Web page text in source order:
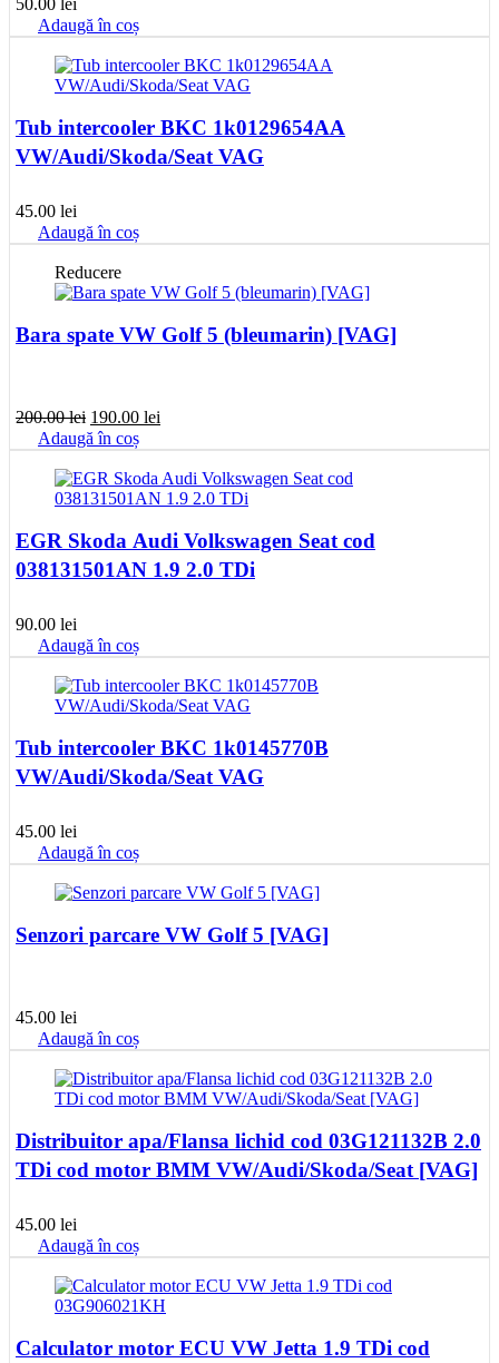
50.00 lei
Adaugă în coș
Tub intercooler BKC 1k0129654AA
VW/Audi/Skoda/Seat VAG
45.00 lei
Adaugă în coș
Reducere
Bara spate VW Golf 5 (bleumarin) [VAG]
200.00lei Prețul
inițial
a
fost:
200.00 lei.
190.00 lei
este:
190.00 lei.
Adaugă în coș
EGR Skoda Audi Volkswagen Seat cod
038131501AN 1.9 2.0 TDi
90.00 lei
Adaugă în coș
Tub intercooler BKC 1k0145770B
VW/Audi/Skoda/Seat VAG
45.00 lei
Adaugă în coș
Senzori parcare VW Golf 5 [VAG]
45.00 lei
Adaugă în coș
Distribuitor apa/Flansa lichid cod 03G121132B 2.0
TDi cod motor BMM VW/Audi/Skoda/Seat [VAG]
45.00 lei
Adaugă în coș
Calculator motor ECU VW Jetta 1.9 TDi cod